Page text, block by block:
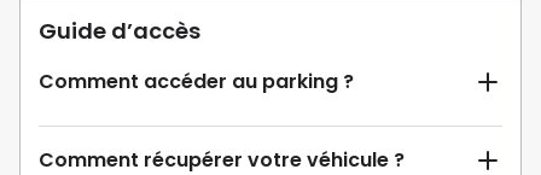
Guide d’accès
Comment accéder au parking ?
Comment récupérer votre véhicule ?